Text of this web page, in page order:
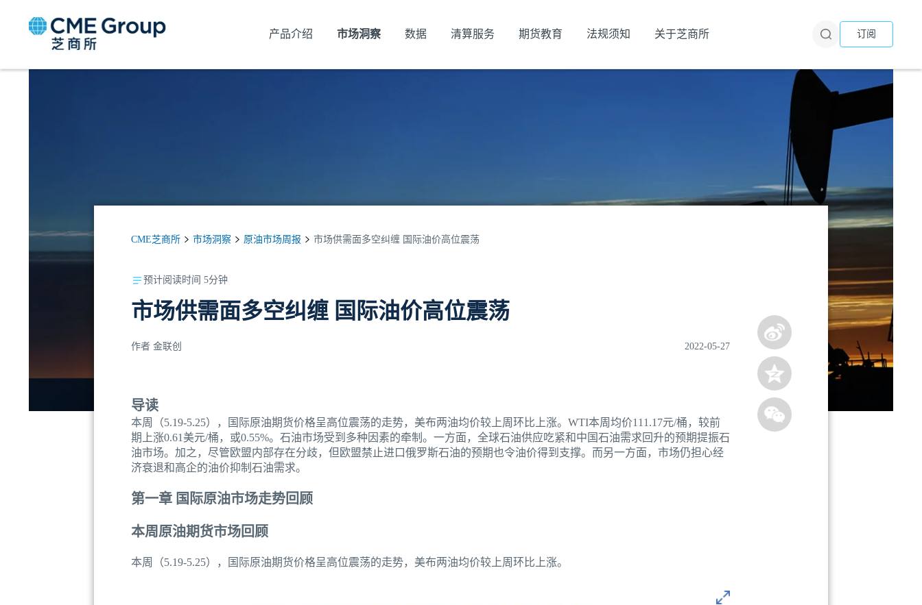
产品介绍 市场洞察 数据 清算服务 期货教育 法规须知 关于芝商所 订阅
CME芝商所 市场洞察 原油市场周报 市场供需面多空纠缠 国际油价高位震荡
预计阅读时间 5分钟
市场供需面多空纠缠 国际油价高位震荡
作者 金联创 2022-05-27
导读
本周（5.19-5.25），国际原油期货价格呈高位震荡的走势，美布两油均价较上周环比上涨。WTI本周均价111.17元/桶，较前
期上涨0.61美元/桶，或0.55%。石油市场受到多种因素的牵制。一方面，全球石油供应吃紧和中国石油需求回升的预期提振石
油市场。加之，尽管欧盟内部存在分歧，但欧盟禁止进口俄罗斯石油的预期也令油价得到支撑。而另一方面，市场仍担心经
济衰退和高企的油价抑制石油需求。
第一章 国际原油市场走势回顾
本周原油期货市场回顾
本周（5.19-5.25），国际原油期货价格呈高位震荡的走势，美布两油均价较上周环比上涨。